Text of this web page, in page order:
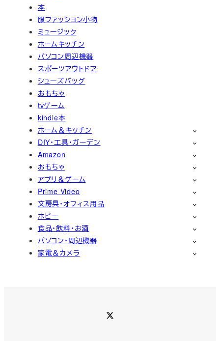
本
服ファッション小物
ミュージック
ホームキッチン
パソコン周辺機器
スポーツアウトドア
シューズバッグ
おもちゃ
tvゲーム
kindle本
ホーム＆キッチン
DIY・工具・ガーデン
Amazon
おもちゃ
アプリ＆ゲーム
Prime Video
文房具・オフィス用品
ホビー
食品・飲料・お酒
パソコン・周辺機器
家電＆カメラ